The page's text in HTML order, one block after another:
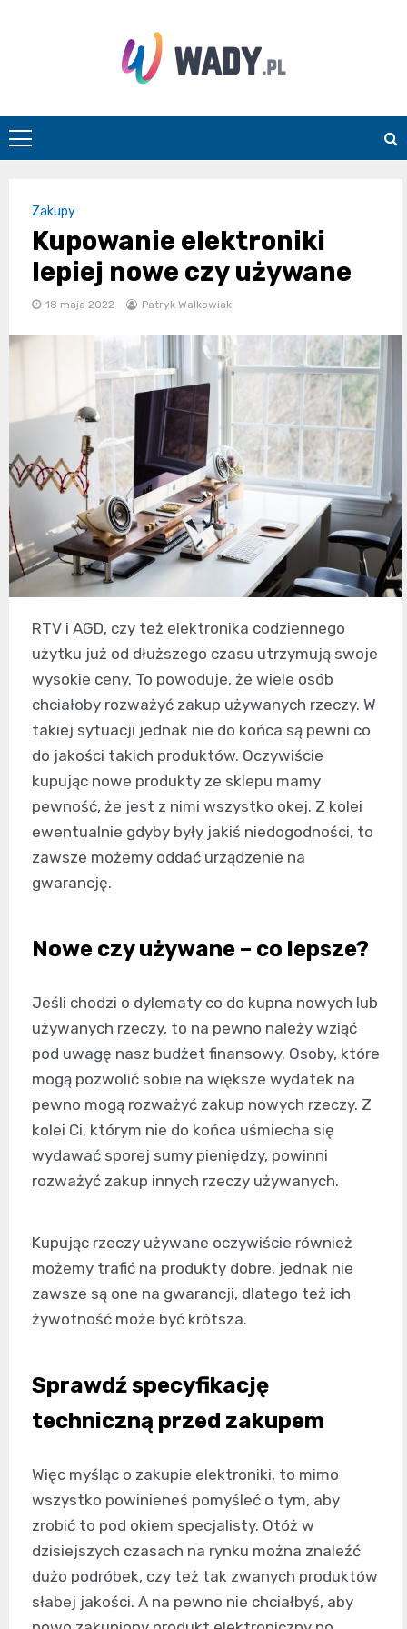
wady.pl
Zakupy
Kupowanie elektroniki
lepiej nowe czy używane
18 maja 2022 Patryk Walkowiak
RTV i AGD, czy też elektronika codziennego
użytku już od dłuższego czasu utrzymują swoje
wysokie ceny. To powoduje, że wiele osób
chciałoby rozważyć zakup używanych rzeczy. W
takiej sytuacji jednak nie do końca są pewni co
do jakości takich produktów. Oczywiście
kupując nowe produkty ze sklepu mamy
pewność, że jest z nimi wszystko okej. Z kolei
ewentualnie gdyby były jakiś niedogodności, to
zawsze możemy oddać urządzenie na
gwarancję.
Nowe czy używane – co lepsze?
Jeśli chodzi o dylematy co do kupna nowych lub
używanych rzeczy, to na pewno należy wziąć
pod uwagę nasz budżet finansowy. Osoby, które
mogą pozwolić sobie na większe wydatek na
pewno mogą rozważyć zakup nowych rzeczy. Z
kolei Ci, którym nie do końca uśmiecha się
wydawać sporej sumy pieniędzy, powinni
rozważyć zakup innych rzeczy używanych.
Kupując rzeczy używane oczywiście również
możemy trafić na produkty dobre, jednak nie
zawsze są one na gwarancji, dlatego też ich
żywotność może być krótsza.
Sprawdź specyfikację
techniczną przed zakupem
Więc myśląc o zakupie elektroniki, to mimo
wszystko powinieneś pomyśleć o tym, aby
zrobić to pod okiem specjalisty. Otóż w
dzisiejszych czasach na rynku można znaleźć
dużo podróbek, czy też tak zwanych produktów
słabej jakości. A na pewno nie chciałbyś, aby